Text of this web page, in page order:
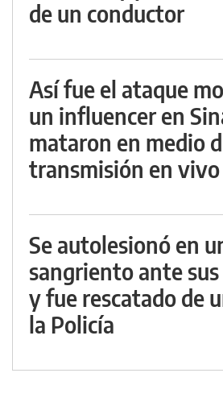
de un conductor
Así fue el ataque
un influencer en
mataron en medio
transmisión en vivo
Se autolesionó en
sangriento ante
y fue rescatado de
la Policía